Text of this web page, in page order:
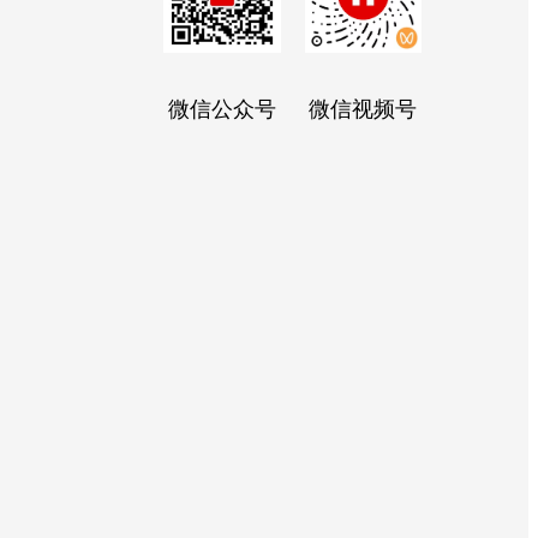
微信公众号 微信视频号